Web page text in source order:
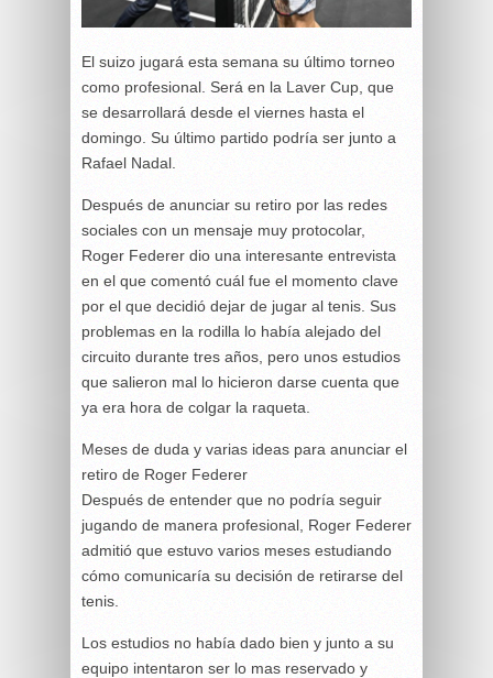
El suizo jugará esta semana su último torneo
como profesional. Será en la Laver Cup, que
se desarrollará desde el viernes hasta el
domingo. Su último partido podría ser junto a
Rafael Nadal.
Después de anunciar su retiro por las redes
sociales con un mensaje muy protocolar,
Roger Federer dio una interesante entrevista
en el que comentó cuál fue el momento clave
por el que decidió dejar de jugar al tenis. Sus
problemas en la rodilla lo había alejado del
circuito durante tres años, pero unos estudios
que salieron mal lo hicieron darse cuenta que
ya era hora de colgar la raqueta.
Meses de duda y varias ideas para anunciar el
retiro de Roger Federer
Después de entender que no podría seguir
jugando de manera profesional, Roger Federer
admitió que estuvo varios meses estudiando
cómo comunicaría su decisión de retirarse del
tenis.
Los estudios no había dado bien y junto a su
equipo intentaron ser lo mas reservado y